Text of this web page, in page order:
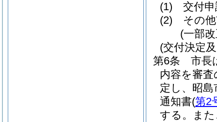
(1)
交付
(2)
その
(一部
(交付決定
第6条
市長
内容を審
定し、昭島
通知書(第2
する。
ま